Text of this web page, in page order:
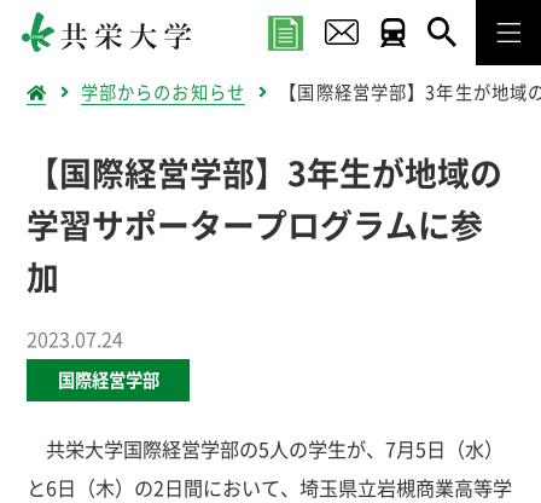
学部からのお知らせ 【国際経営学部】3年生が地
【国際経営学部】3年生が地域の
学習サポータープログラムに参
加
2023.07.24
国際経営学部
共栄大学国際経営学部の5人の学生が、7月5日（水）
と6日（木）の2日間において、埼玉県立岩槻商業高等学